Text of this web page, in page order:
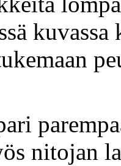
nitojan